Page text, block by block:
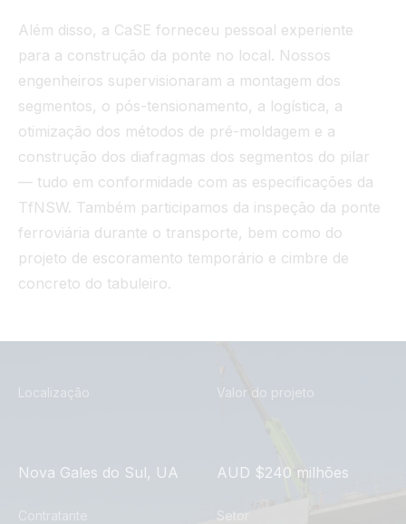
Além disso, a CaSE forneceu pessoal experiente
para a construção da ponte no local. Nossos
engenheiros supervisionaram a montagem dos
segmentos, o pós-tensionamento, a logística, a
otimização dos métodos de pré-moldagem e a
construção dos diafragmas dos segmentos do pilar
— tudo em conformidade com as especificações da
TfNSW. Também participamos da inspeção da ponte
ferroviária durante o transporte, bem como do
projeto de escoramento temporário e cimbre de
concreto do tabuleiro.
Localização
Nova Gales do Sul, UA
Valor do projeto
AUD $240 milhões
Contratante Setor